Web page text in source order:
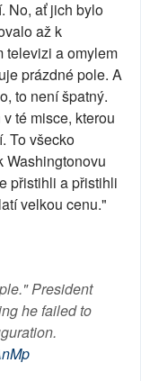
No, ať jich bylo
až k
televizi a omylem
prázdné pole. A
to není špatný.
té misce, kterou
To všecko
Washingtonovu
přistihli a přistihli
velkou cenu."
President
he failed to